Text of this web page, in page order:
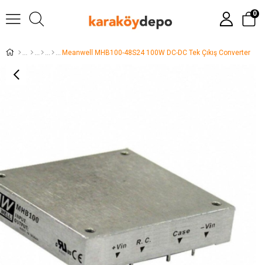
0
Meanwell MHB100-48S24 100W DC-DC Tek Çıkış Converter